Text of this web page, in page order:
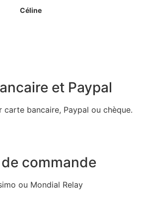
Céline
et Paypal
carte bancaire, Paypal ou chèque.
commande
ou Mondial Relay